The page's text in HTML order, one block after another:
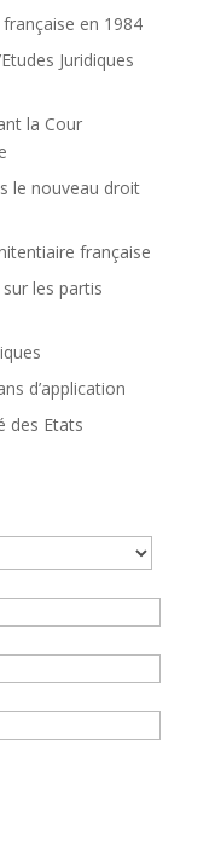
française en 1984
Juridiques
la Cour
le nouveau droit
française
sur les partis
d’application
des Etats